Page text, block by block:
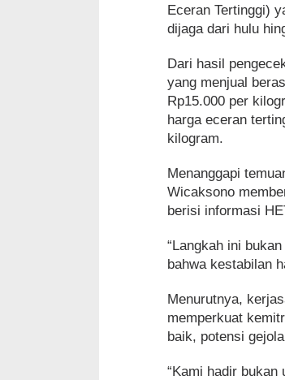
Eceran Tertinggi)
dijaga dari hulu
Dari hasil
yang menjual
Rp15.000 per
harga eceran
kilogram.
Menanggapi
Wicaksono
berisi informasi
“Langkah ini
bahwa kestabilan
Menurutnya,
memperkuat
baik, potensi
“Kami hadir